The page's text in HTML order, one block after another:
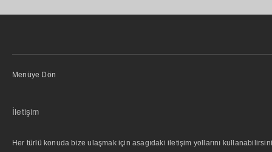
Menüye Dön
İletişim
Her türlü konuda bize ulaşmak için asagıdaki iletişim yollarını